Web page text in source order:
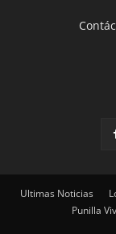
Ultimas Noticias
Punilla